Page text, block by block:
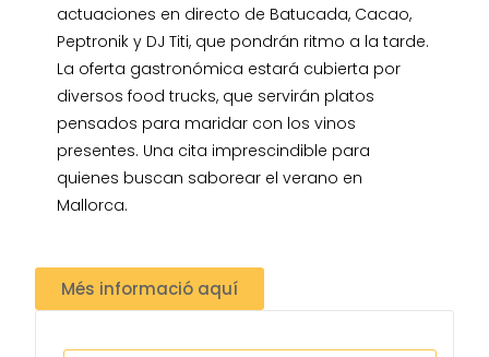
actuaciones en directo de Batucada, Cacao,
Peptronik y DJ Titi, que pondrán ritmo a la tarde.
La oferta gastronómica estará cubierta por
diversos food trucks, que servirán platos
pensados para maridar con los vinos
presentes. Una cita imprescindible para
quienes buscan saborear el verano en
Mallorca.
Més informació aquí